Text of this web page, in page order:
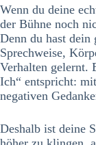
Wenn du deine
der Bühne noch
Denn du hast dein
Sprechweise,
Verhalten gelernt.
Ich“ entspricht:
negativen
Deshalb ist deine